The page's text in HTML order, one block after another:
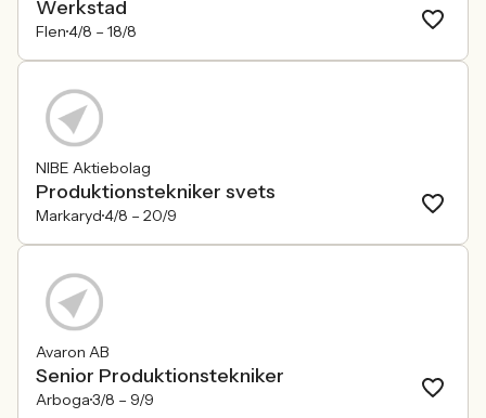
Werkstad
Flen4/8 – 18/8
NIBE Aktiebolag
Produktionstekniker svets
Markaryd4/8 – 20/9
Avaron AB
Senior Produktionstekniker
Arboga3/8 – 9/9